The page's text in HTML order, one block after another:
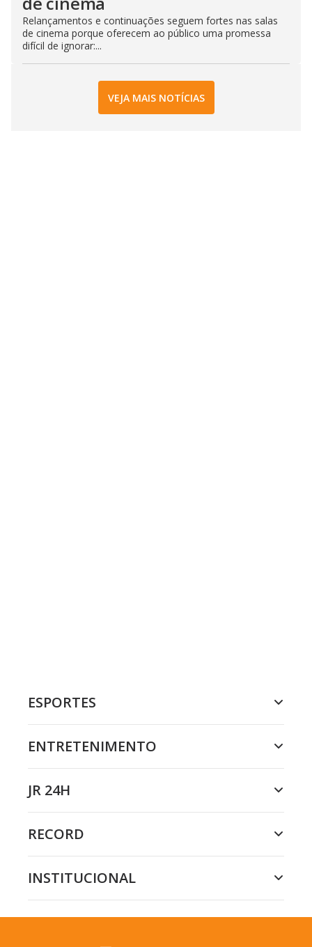
Relançamentos e continuações seguem fortes nas salas
de cinema porque oferecem ao público uma promessa
difícil de ignorar:...
VEJA MAIS NOTÍCIAS
ESPORTES
ENTRETENIMENTO
JR 24H
RECORD
INSTITUCIONAL